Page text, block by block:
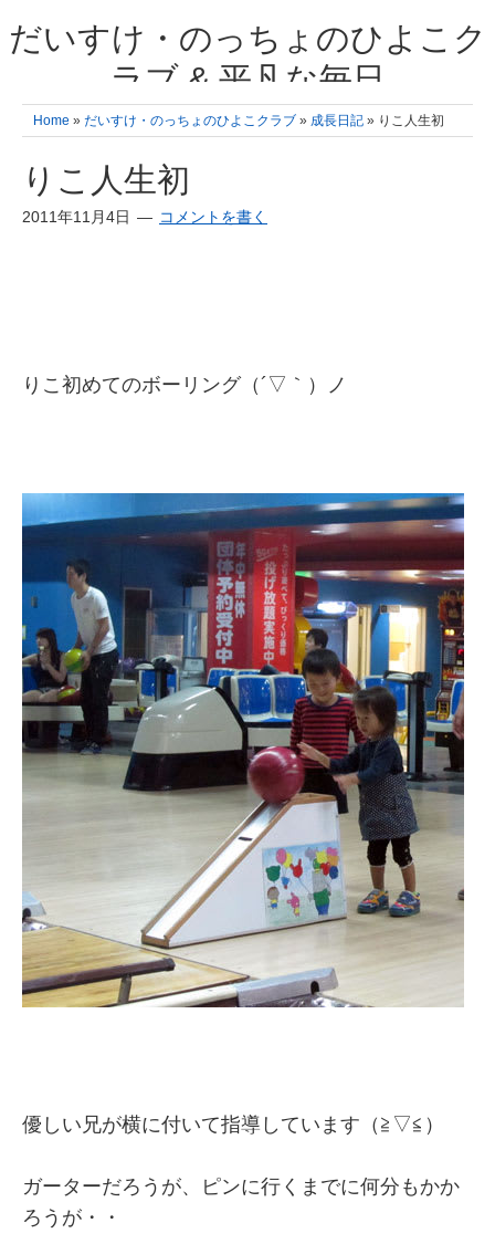
だいすけ・のっちょのひよこク
ラブ & 平凡な毎日
我が家の3人のひよこ成長日記と雑記 何十年後かに、大きくなったひよ
こ達とこの成長記を読み返すことを夢見て。& 3児ママの平凡日記 日々
Home » だいすけ・のっちょのひよこクラブ » 成長日記 » りこ人生初
りこ人生初
2011年11月4日 コメントを書く
りこ初めてのボーリング（´▽｀）ノ
優しい兄が横に付いて指導しています（≧▽≦）
ガーターだろうが、ピンに行くまでに何分もかか
ろうが・・